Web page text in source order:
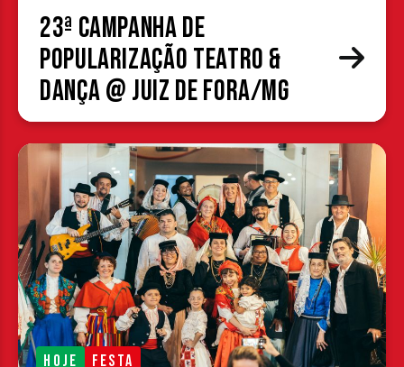
23ª Campanha de
Popularização Teatro &
Dança @ Juiz de Fora/MG
HOJE FESTA